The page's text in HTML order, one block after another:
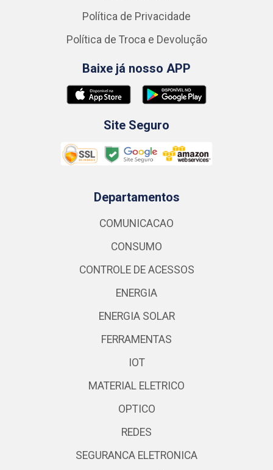
Política de Privacidade
Política de Troca e Devolução
Baixe já nosso APP
Site Seguro
Departamentos
COMUNICACAO
CONSUMO
CONTROLE DE ACESSOS
ENERGIA
ENERGIA SOLAR
FERRAMENTAS
IOT
MATERIAL ELETRICO
OPTICO
REDES
SEGURANCA ELETRONICA